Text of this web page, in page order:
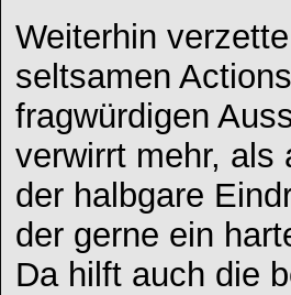
Weiterhin
seltsamen
fragwürdigen
verwirrt mehr, als
der halbgare
der gerne ein
Da hilft auch die